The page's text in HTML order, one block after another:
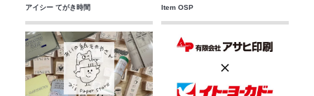
アイシー てがき時間 Item OSP